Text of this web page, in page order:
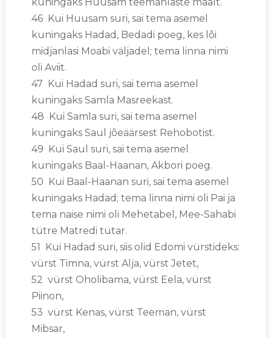
46 Kui Huusam suri, sai tema asemel
kuningaks Hadad, Bedadi poeg, kes lõi
midjanlasi Moabi väljadel; tema linna nimi
oli Aviit.
47 Kui Hadad suri, sai tema asemel
kuningaks Samla Masreekast.
48 Kui Samla suri, sai tema asemel
kuningaks Saul jõeäärsest Rehobotist.
49 Kui Saul suri, sai tema asemel
kuningaks Baal-Haanan, Akbori poeg.
50 Kui Baal-Haanan suri, sai tema asemel
kuningaks Hadad; tema linna nimi oli Pai ja
tema naise nimi oli Mehetabel, Mee-Sahabi
tütre Matredi tütar.
51 Kui Hadad suri, siis olid Edomi vürstideks:
vürst Timna, vürst Alja, vürst Jetet,
52 vürst Oholibama, vürst Eela, vürst
Piinon,
53 vürst Kenas, vürst Teeman, vürst
Mibsar,